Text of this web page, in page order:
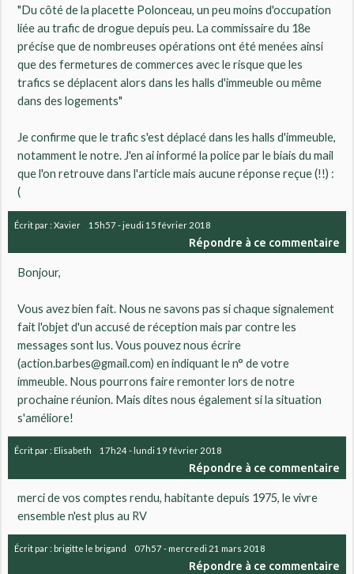
"Du côté de la placette Polonceau, un peu moins d'occupation
liée au trafic de drogue depuis peu. La commissaire du 18e
précise que de nombreuses opérations ont été menées ainsi
que des fermetures de commerces avec le risque que les
trafics se déplacent alors dans les halls d'immeuble ou même
dans des logements"
Je confirme que le trafic s'est déplacé dans les halls d'immeuble,
notamment le notre. J'en ai informé la police par le biais du mail
que l'on retrouve dans l'article mais aucune réponse reçue (!!) :
(
Écrit par :Xavier 15h57-jeudi 15 février 2018
Répondre à ce commentaire
Bonjour,
Vous avez bien fait. Nous ne savons pas si chaque signalement
fait l'objet d'un accusé de réception mais par contre les
messages sont lus. Vous pouvez nous écrire
(action.barbes@gmail.com) en indiquant le n° de votre
immeuble. Nous pourrons faire remonter lors de notre
prochaine réunion. Mais dites nous également si la situation
s'améliore!
Écrit par : Elisabeth 17h24- lundi 19 février 2018
Répondre à ce commentaire
merci de vos comptes rendu, habitante depuis 1975, le vivre
ensemble n'est plus au RV
Écrit par : brigitte le brigand 07h57- mercredi 21 mars 2018
Répondre à ce commentaire